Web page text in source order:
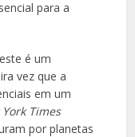
para a
é um
vez que a
em um
Times
por planetas